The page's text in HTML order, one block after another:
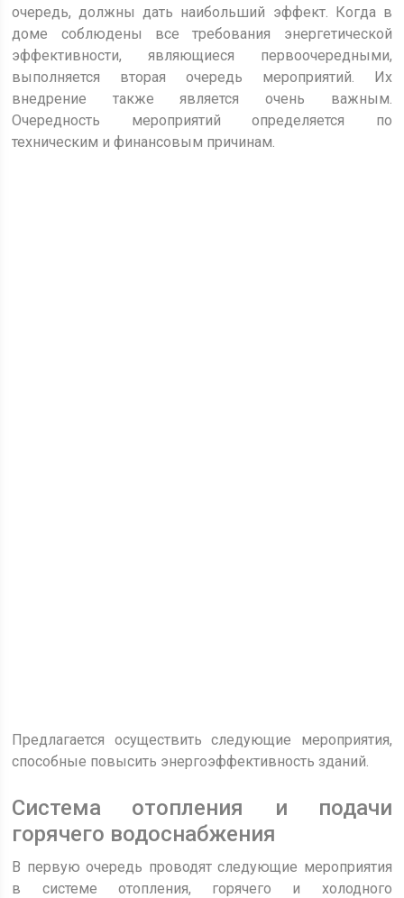
очередь, должны дать наибольший эффект. Когда в
доме соблюдены все требования энергетической
эффективности, являющиеся первоочередными,
выполняется вторая очередь мероприятий. Их
внедрение также является очень важным.
Очередность мероприятий определяется по
техническим и финансовым причинам.
Предлагается осуществить следующие мероприятия,
способные повысить энергоэффективность зданий.
Система отопления и подачи
горячего водоснабжения
В первую очередь проводят следующие мероприятия
в системе отопления, горячего и холодного